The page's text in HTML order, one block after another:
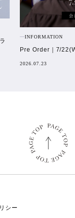
INFORMATION
Pre Order｜7/
2026.07.23
シー